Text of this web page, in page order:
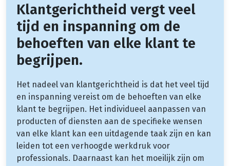
Klantgerichtheid vergt veel
tijd en inspanning om de
behoeften van elke klant te
begrijpen.
Het nadeel van klantgerichtheid is dat het veel tijd
en inspanning vereist om de behoeften van elke
klant te begrijpen. Het individueel aanpassen van
producten of diensten aan de specifieke wensen
van elke klant kan een uitdagende taak zijn en kan
leiden tot een verhoogde werkdruk voor
professionals. Daarnaast kan het moeilijk zijn om